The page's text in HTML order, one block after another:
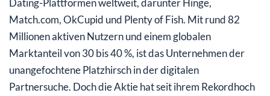
Dating-Plattformen weltweit, darunter Hinge,
Match.com, OkCupid und Plenty of Fish. Mit rund 82
Millionen aktiven Nutzern und einem globalen
Marktanteil von 30 bis 40 %, ist das Unternehmen der
unangefochtene Platzhirsch in der digitalen
Partnersuche. Doch die Aktie hat seit ihrem Rekordhoch